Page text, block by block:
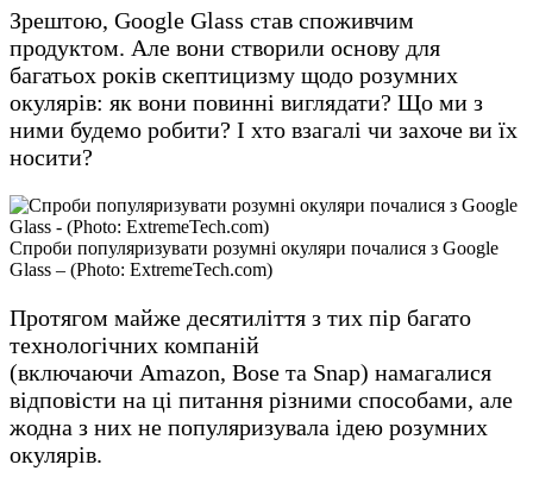
Зрештою, Google Glass став споживчим
продуктом. Але вони створили основу для
багатьох років скептицизму щодо розумних
окулярів: як вони повинні виглядати? Що ми з
ними будемо робити? І хто взагалі чи захоче ви їх
носити?
Спроби популяризувати розумні окуляри почалися з Google
Glass – (Photo: ExtremeTech.com)
Протягом майже десятиліття з тих пір багато
технологічних компаній
(включаючи Amazon, Bose та Snap) намагалися
відповісти на ці питання різними способами, але
жодна з них не популяризувала ідею розумних
окулярів.